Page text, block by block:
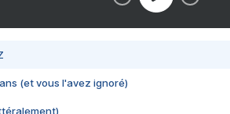
(et vous l'avez ignoré)